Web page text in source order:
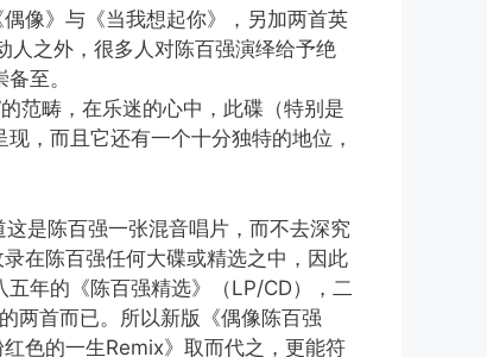
像》与《当我想起你》，另加两首英
之外，很多人对陈百强演绎给予绝
至。
范畴，在乐迷的心中，此碟（特别是
，而且它还有一个十分独特的地位，
是陈百强一张混音唱片，而不去深究
在陈百强任何大碟或精选之中，因此
年的《陈百强精选》（LP/CD），二
两首而已。所以新版《偶像陈百强
色的一生Remix》取而代之，更能符